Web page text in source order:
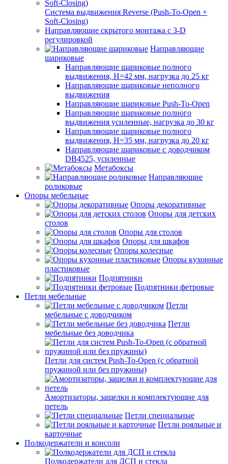
Система выдвижения Reverse (Push-To-Open +
Soft-Closing)
Направляющие скрытого монтажа с 3-D
регулировкой
Направляющие
шариковые
Направляющие шариковые полного
выдвижения, H=42 мм, нагрузка до 25 кг
Направляющие шариковые неполного
выдвижения
Направляющие шариковые Push-To-Open
Направляющие шариковые полного
выдвижения усиленные, нагрузка до 30 кг
Направляющие шариковые полного
выдвижения, H=35 мм, нагрузка до 20 кг
Направляющие шариковые с доводчиком
DB4525, усиленные
Метабоксы
Направляющие
роликовые
Опоры мебельные
Опоры декоративные
Опоры для детских
столов
Опоры для столов
Опоры для шкафов
Опоры колесные
Опоры кухонные
пластиковые
Подпятники
Подпятники фетровые
Петли мебельные
Петли
мебельные с доводчиком
Петли
мебельные без доводчика
Петли для систем Push-To-Open (с обратной
пружиной или без пружины)
Амортизаторы, защелки и комплектующие для
петель
Петли специальные
Петли рояльные и
карточные
Полкодержатели и консоли
Полкодержатели для ДСП и стекла